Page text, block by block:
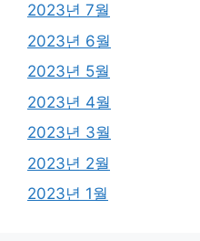
2023년 7월
2023년 6월
2023년 5월
2023년 4월
2023년 3월
2023년 2월
2023년 1월